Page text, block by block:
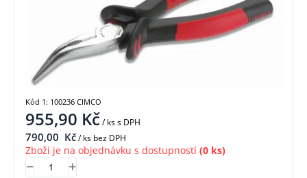
955,90 Kč/ kss DPH
790,00 Kč/ ks bez DPH
Zboží je na objednávku s dostupností (0 ks)
Kód 1: 100236 CIMCO